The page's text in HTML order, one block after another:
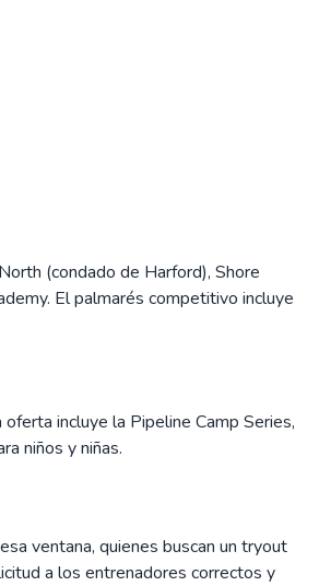
(condado de Harford), Shore
El palmarés competitivo incluye
incluye la Pipeline Camp Series,
niños y niñas.
ventana, quienes buscan un tryout
a los entrenadores correctos y